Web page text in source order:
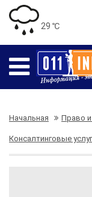
29 ℃
Начальная Право
Консалтинговые